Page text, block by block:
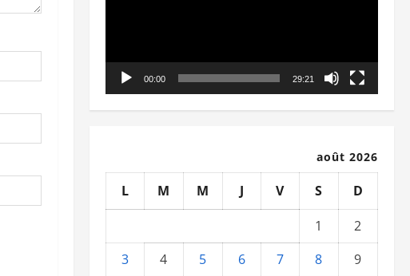
00:00 29:21
août 2026
L M M J V S
D
1
2
3
4 5 6 7 8
9